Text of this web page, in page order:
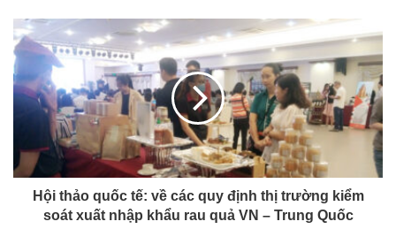
Hội thảo quốc tế: về các quy định thị trường kiểm
soát xuất nhập khẩu rau quả VN – Trung Quốc